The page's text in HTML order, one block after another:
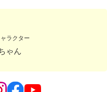
ラクター
ゃん